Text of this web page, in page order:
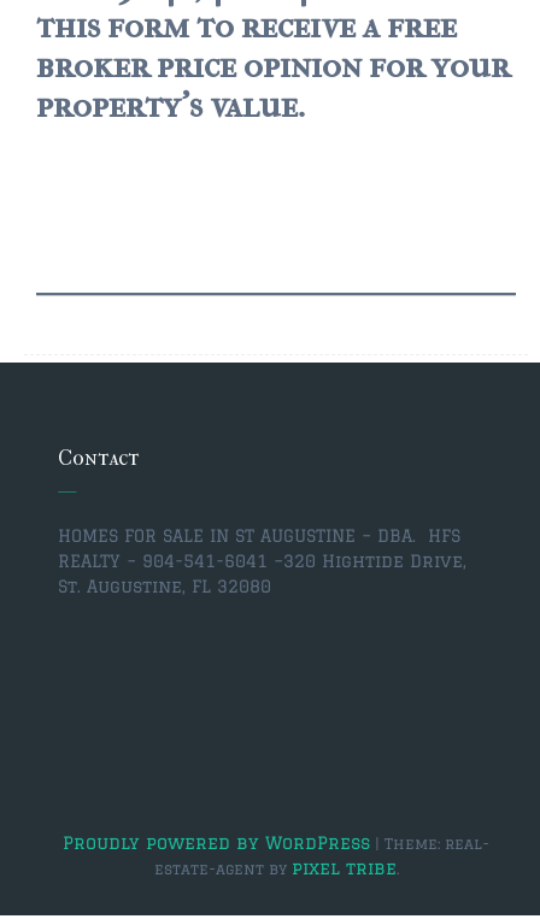
this form to receive a free
broker price opinion for your
property's value.
Contact
HOMES FOR SALE IN ST AUGUSTINE – DBA. HFS
REALTY – 904-541-6041 –320 Hightide Drive,
St. Augustine, FL 32080
Proudly powered by WordPress
Theme: real-
estate-agent by pixel tribe